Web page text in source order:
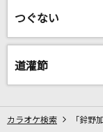
ヘビーローテー
AKB48
救ってくれない
あなたの好き
つぐない
道灌節
カラオケ検索 「鈴野